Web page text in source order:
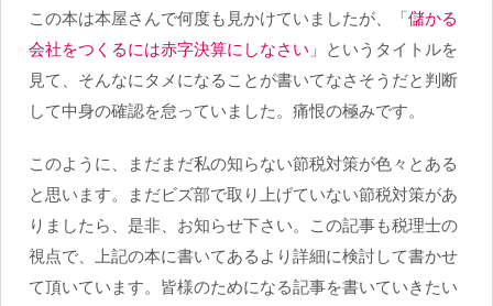
この本は本屋さんで何度も見かけていましたが、「儲かる
会社をつくるには赤字決算にしなさい 」というタイトルを
見て、そんなにタメになることが書いてなさそうだと判断
して中身の確認を怠っていました。痛恨の極みです。
このように、まだまだ私の知らない節税対策が色々とある
と思います。まだビズ部で取り上げていない節税対策があ
りましたら、是非、お知らせ下さい。この記事も税理士の
視点で、上記の本に書いてあるより詳細に検討して書かせ
て頂いています。皆様のためになる記事を書いていきたい